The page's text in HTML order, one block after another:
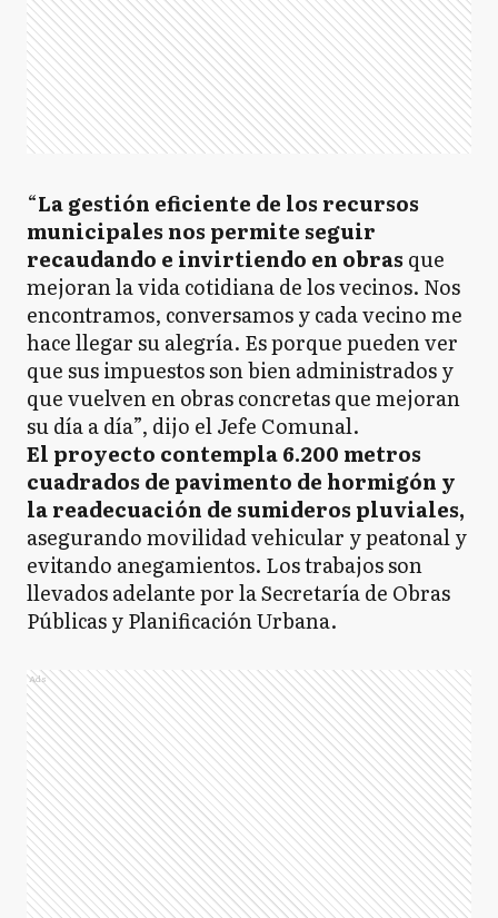
“La gestión eficiente de los recursos
municipales nos permite seguir
recaudando e invirtiendo en obras que
mejoran la vida cotidiana de los vecinos. Nos
encontramos, conversamos y cada vecino me
hace llegar su alegría. Es porque pueden ver
que sus impuestos son bien administrados y
que vuelven en obras concretas que mejoran
su día a día”, dijo el Jefe Comunal.
El proyecto contempla 6.200 metros
cuadrados de pavimento de hormigón y
la readecuación de sumideros pluviales,
asegurando movilidad vehicular y peatonal y
evitando anegamientos. Los trabajos son
llevados adelante por la Secretaría de Obras
Públicas y Planificación Urbana.
Ads